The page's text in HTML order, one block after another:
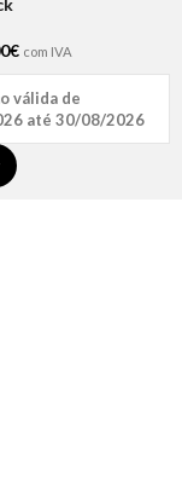
€ com IVA
válida de
até 30/08/2026